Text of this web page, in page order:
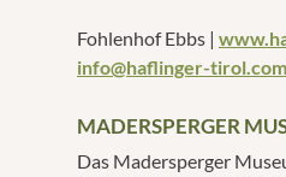
Fohlenhof Ebbs |
info@haflinger-tirol.com
MADERSPERGER
Das Madersperger